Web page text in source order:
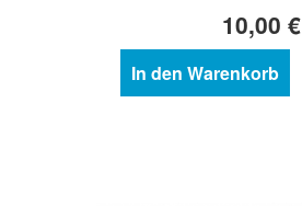
10,00 €
In den Warenkorb